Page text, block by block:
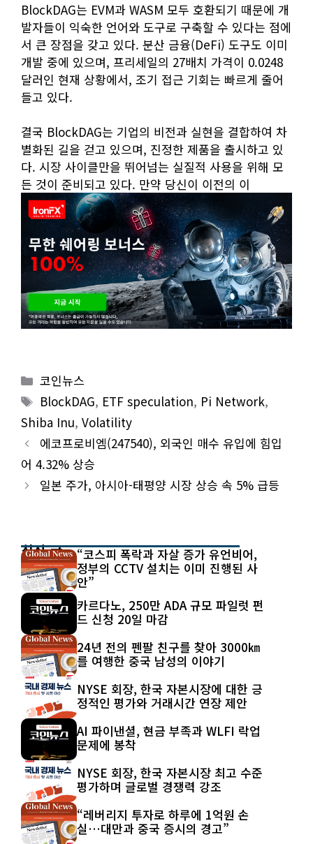
BlockDAG는 EVM과 WASM 모두 호환되기 때문에 개
발자들이 익숙한 언어와 도구로 구축할 수 있다는 점에
서 큰 장점을 갖고 있다. 분산 금융(DeFi) 도구도 이미
개발 중에 있으며, 프리세일의 27배치 가격이 0.0248
달러인 현재 상황에서, 조기 접근 기회는 빠르게 줄어
들고 있다.
결국 BlockDAG는 기업의 비전과 실현을 결합하여 차
별화된 길을 걷고 있으며, 진정한 제품을 출시하고 있
다. 시장 사이클만을 뛰어넘는 실질적 사용을 위해 모
든 것이 준비되고 있다. 만약 당신이 이전의 이
Categories
코인뉴스
Tags
BlockDAG, ETF speculation, Pi Network,
Shiba Inu, Volatility
에코프로비엠(247540), 외국인 매수 유입에 힘입
어 4.32% 상승
일본 주가, 아시아-태평양 시장 상승 속 5% 급등
최신 글
“코스피 폭락과 자살 증가 유언비어,
정부의 CCTV 설치는 이미 진행된 사
안”
카르다노, 250만 ADA 규모 파일럿 펀
드 신청 20일 마감
24년 전의 펜팔 친구를 찾아 3000㎞
를 여행한 중국 남성의 이야기
NYSE 회장, 한국 자본시장에 대한 긍
정적인 평가와 거래시간 연장 제안
AI 파이낸셜, 현금 부족과 WLFI 락업
문제에 봉착
NYSE 회장, 한국 자본시장 최고 수준
평가하며 글로벌 경쟁력 강조
“레버리지 투자로 하루에 1억원 손
실…대만과 중국 증시의 경고”